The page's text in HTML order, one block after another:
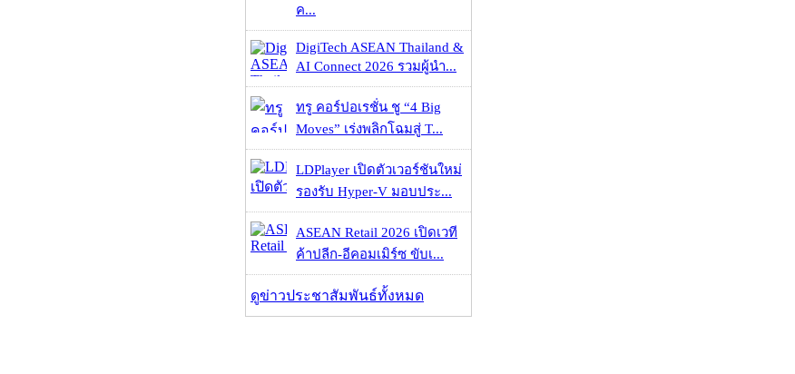
ค...
DigiTech ASEAN Thailand &
AI Connect 2026 รวมผู้นำ...
ทรู คอร์ปอเรชั่น ชู “4 Big
Moves” เร่งพลิกโฉมสู่ T...
LDPlayer เปิดตัวเวอร์ชันใหม่
รองรับ Hyper-V มอบประ...
ASEAN Retail 2026 เปิดเวที
ค้าปลีก-อีคอมเมิร์ซ ขับเ...
ดูข่าวประชาสัมพันธ์ทั้งหมด